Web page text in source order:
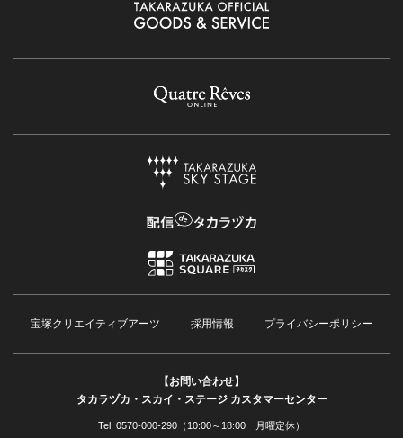
宝塚クリエイティブアーツ 採用情報 プライバシーポリシー
【お問い合わせ】
タカラヅカ・スカイ・ステージ カスタマーセンター
Tel. 0570-000-290（10:00～18:00 月曜定休）